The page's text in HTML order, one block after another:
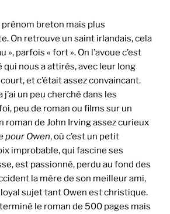
prénom breton mais plus
On retrouve un saint irlandais, cela
», parfois « fort ». On l’avoue c’est
qui nous a attirés, avec leur long
et c’était assez convaincant.
un peu cherché dans les
peu de roman ou films sur un
roman de John Irving assez curieux
pour Owen, où c’est un petit
improbable, qui fascine ses
est passionné, perdu au fond des
la mère de son meilleur ami,
sujet tant Owen est christique.
terminé le roman de 500 pages mais